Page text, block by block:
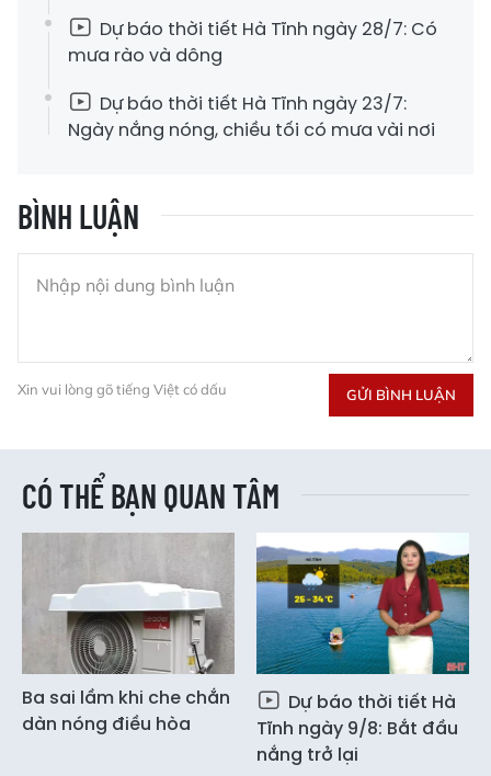
Dự báo thời tiết Hà Tĩnh ngày 28/7: Có
mưa rào và dông
Dự báo thời tiết Hà Tĩnh ngày 23/7:
Ngày nắng nóng, chiều tối có mưa vài nơi
BÌNH LUẬN
Xin vui lòng gõ tiếng Việt có dấu GỬI BÌNH LUẬN
CÓ THỂ BẠN QUAN TÂM
Ba sai lầm khi che chắn
dàn nóng điều hòa
Dự báo thời tiết Hà
Tĩnh ngày 9/8: Bắt đầu
nắng trở lại